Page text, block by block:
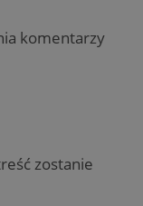
komentarzy
zostanie